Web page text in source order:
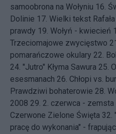
samoobrona na Wołyniu 16.
Dolinie 17. Wielki tekst
prawdy 19. Wołyń - kwiecień
Trzeciomajowe zwycięstwo
pomarańczowe okulary 22.
24. "Jutro" Kłyma Sawura 25.
esesmanach 26. Chłopi vs.
Prawdziwi bohaterowie 28.
2008 29. 2. czerwca - zemsta
Czerwone Zielone Święta 32.
pracę do wykonania" -